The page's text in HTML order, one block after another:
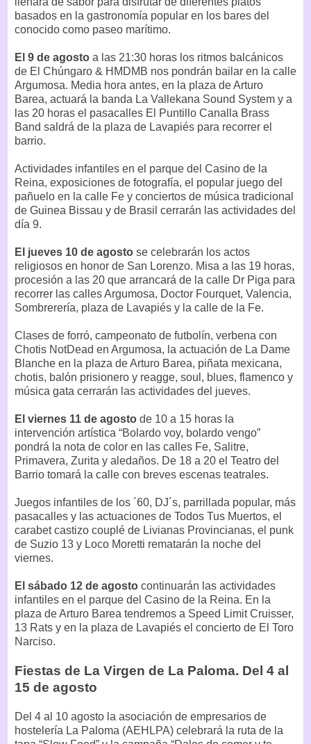
basados en la gastronomía popular en los bares del
conocido como paseo marítimo.
El 9 de agosto a las 21:30 horas los ritmos balcánicos
de El Chúngaro & HMDMB nos pondrán bailar en la calle
Argumosa. Media hora antes, en la plaza de Arturo
Barea, actuará la banda La Vallekana Sound System y a
las 20 horas el pasacalles El Puntillo Canalla Brass
Band saldrá de la plaza de Lavapiés para recorrer el
barrio.
Actividades infantiles en el parque del Casino de la
Reina, exposiciones de fotografía, el popular juego del
pañuelo en la calle Fe y conciertos de música tradicional
de Guinea Bissau y de Brasil cerrarán las actividades del
día 9.
El jueves 10 de agosto se celebrarán los actos
religiosos en honor de San Lorenzo. Misa a las 19 horas,
procesión a las 20 que arrancará de la calle Dr Piga para
recorrer las calles Argumosa, Doctor Fourquet, Valencia,
Sombrerería, plaza de Lavapiés y la calle de la Fe.
Clases de forró, campeonato de futbolín, verbena con
Chotis NotDead en Argumosa, la actuación de La Dame
Blanche en la plaza de Arturo Barea, piñata mexicana,
chotis, balón prisionero y reagge, soul, blues, flamenco y
música gata cerrarán las actividades del jueves.
El viernes 11 de agosto de 10 a 15 horas la
intervención artística “Bolardo voy, bolardo vengo”
pondrá la nota de color en las calles Fe, Salitre,
Primavera, Zurita y aledaños. De 18 a 20 el Teatro del
Barrio tomará la calle con breves escenas teatrales.
Juegos infantiles de los ´60, DJ´s, parrillada popular, más
pasacalles y las actuaciones de Todos Tus Muertos, el
carabet castizo couplé de Livianas Provincianas, el punk
de Suzio 13 y Loco Moretti rematarán la noche del
viernes.
El sábado 12 de agosto continuarán las actividades
infantiles en el parque del Casino de la Reina. En la
plaza de Arturo Barea tendremos a Speed Limit Cruisser,
13 Rats y en la plaza de Lavapiés el concierto de El Toro
Narciso.
Fiestas de La Virgen de La Paloma. Del 4 al
15 de agosto
Del 4 al 10 agosto la asociación de empresarios de
hostelería La Paloma (AEHLPA) celebrará la ruta de la